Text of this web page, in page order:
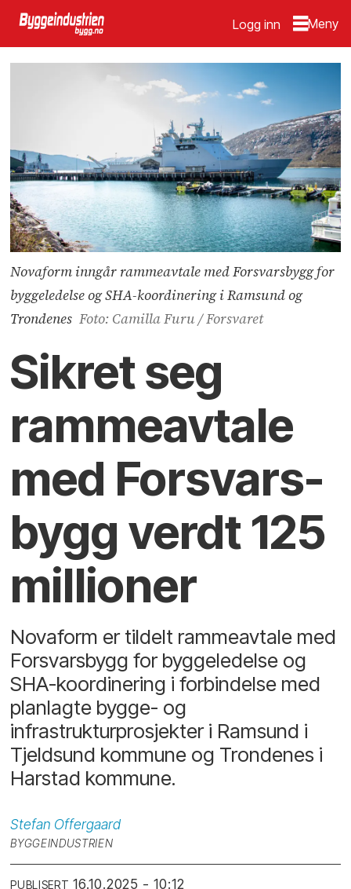
Logg inn
Novaform inngår rammeavtale med Forsvarsbygg for
byggeledelse og SHA-koordinering i Ramsund og
Trondenes Foto: Camilla Furu / Forsvaret
Sikret seg
ramme­avtale
med Forsvars­
bygg verdt 125
millioner
Novaform er tildelt rammeavtale med
Forsvarsbygg for byggeledelse og
SHA-koordinering i forbindelse med
planlagte bygge- og
infrastrukturprosjekter i Ramsund i
Tjeldsund kommune og Trondenes i
Harstad kommune.
Stefan Offergaard
BYGGEINDUSTRIEN
PUBLISERT 16.10.2025 - 10:12